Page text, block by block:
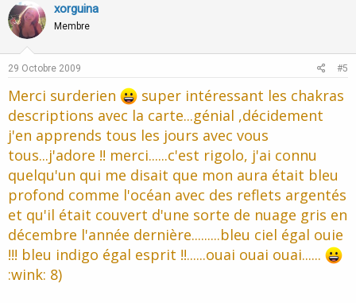
e
xorguina
Membre
29 Octobre 2009 #5
Merci surderien
super intéressant les chakras
descriptions avec la carte...génial ,décidement
j'en apprends tous les jours avec vous
tous...j'adore !! merci......c'est rigolo, j'ai connu
quelqu'un qui me disait que mon aura était bleu
profond comme l'océan avec des reflets argentés
et qu'il était couvert d'une sorte de nuage gris en
décembre l'année dernière.........bleu ciel égal ouie
!!! bleu indigo égal esprit !!......ouai ouai ouai......
:wink: 8)